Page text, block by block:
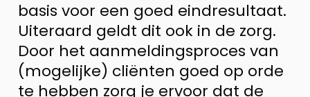
basis voor een goed eindresultaat.
Uiteraard geldt dit ook in de zorg.
Door het aanmeldingsproces van
(mogelijke) cliënten goed op orde
te hebben zorg je ervoor dat de